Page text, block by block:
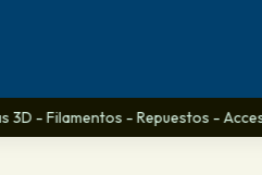
- Filamentos - Repuestos -